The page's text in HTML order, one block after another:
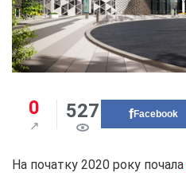
0 527 Facebook
На початку 2020 року почала